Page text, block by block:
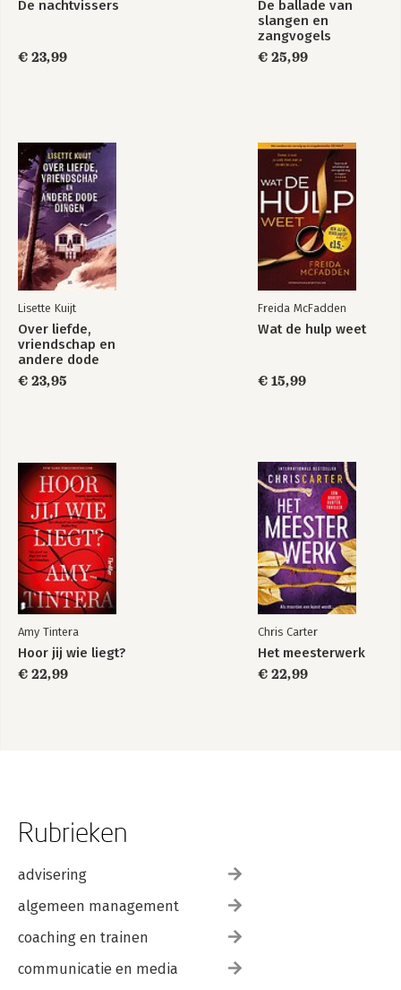
De nachtvissers
€ 23,99
De ballade van
slangen en
zangvogels
€ 25,99
Lisette Kuijt
Over liefde,
vriendschap en
andere dode
dingen
€ 23,95
Freida McFadden
Wat de hulp weet
€ 15,99
Amy Tintera
Hoor jij wie liegt?
€ 22,99
Chris Carter
Het meesterwerk
€ 22,99
Rubrieken
advisering
algemeen management
coaching en trainen
communicatie en media